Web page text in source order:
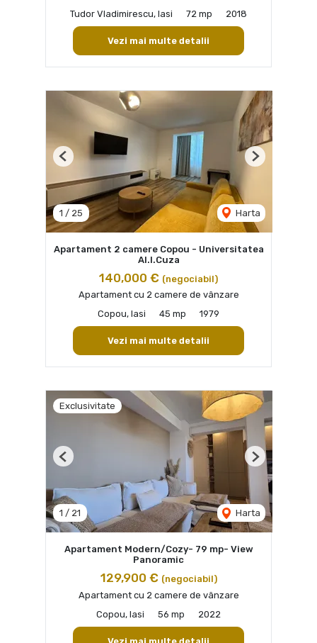
Tudor Vladimirescu, Iasi 72 mp 2018
Vezi mai multe detalii
1 / 25 Harta
Previous Next
Apartament 2 camere Copou - Universitatea
Al.I.Cuza
140,000 € (negociabil)
Apartament cu 2 camere de vânzare
Copou, Iasi
45 mp 1979
Vezi mai multe detalii
Exclusivitate
1 / 21 Harta
Previous Next
Apartament Modern/Cozy- 79 mp- View
Panoramic
129,900 € (negociabil)
Apartament cu 2 camere de vânzare
Copou, Iasi
56 mp 2022